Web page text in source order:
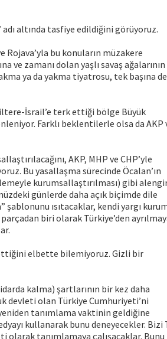
adı altında tasfiye edildiğini görüyoruz.
bu konuların müzakere
ve zamanı dolan yaşlı savaş ağalarının
ya da yakma tiyatrosu, tek başına
İsrail’e terk ettiği bölge Büyük
Farklı beklentilerle olsa da AKP
AKP, MHP ve CHP’yle
Bu yasallaşma sürecinde Öcalan’ın
kurumsallaştırılması) gibi
günlerde daha açık biçimde dile
ısıtacaklar, kendi yargı
biri olarak Türkiye’den
ettiğini elbette bilemiyoruz. Gizli bir
kalma) şartlarının bir kez daha
devleti olan Türkiye Cumhuriyeti’ni
tanımlama vaktinin geldiğine
kullanarak bunu deneyecekler. Bizi
tanımlamaya çalışacaklar. Bunu